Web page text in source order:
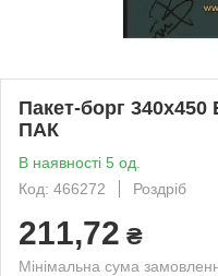
Пакет-борг
ПАК
В наявності 5 од.
Код: 466272
Роздріб
211,72 ₴
Мінімальна сума